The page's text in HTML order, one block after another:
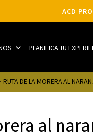
ACD
PLANIFICA TU
RUTA DE LA MORERA AL
al